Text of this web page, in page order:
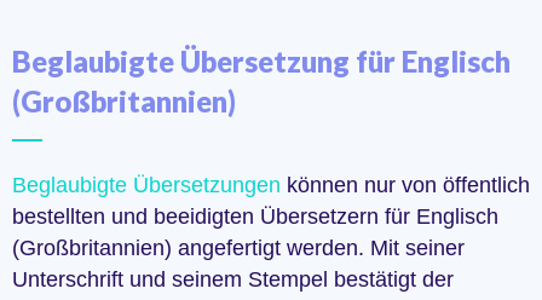
Beglaubigte Übersetzung für Englisch
(Großbritannien)
Beglaubigte Übersetzungen können nur von öffentlich
bestellten und beeidigten Übersetzern für Englisch
(Großbritannien) angefertigt werden. Mit seiner
Unterschrift und seinem Stempel bestätigt der